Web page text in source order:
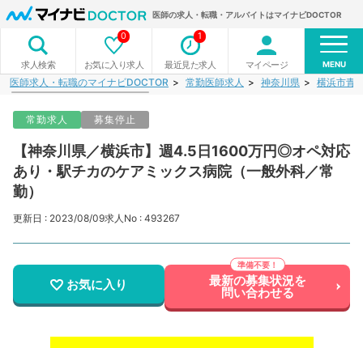
医師の求人・転職・アルバイトはマイナビDOCTOR
求人検索 お気に入り求人
0
最近見た求人
1
マイページ MENU
医師求人・転職のマイナビDOCTOR 常勤医師求人 神奈川県 横浜市青
常勤求人 募集停止
【神奈川県／横浜市】週4.5日1600万円◎オペ対応
あり・駅チカのケアミックス病院（一般外科／常
勤）
更新日 : 2023/08/09求人No : 493267
お気に入り 最新の募集状況を
問い合わせる